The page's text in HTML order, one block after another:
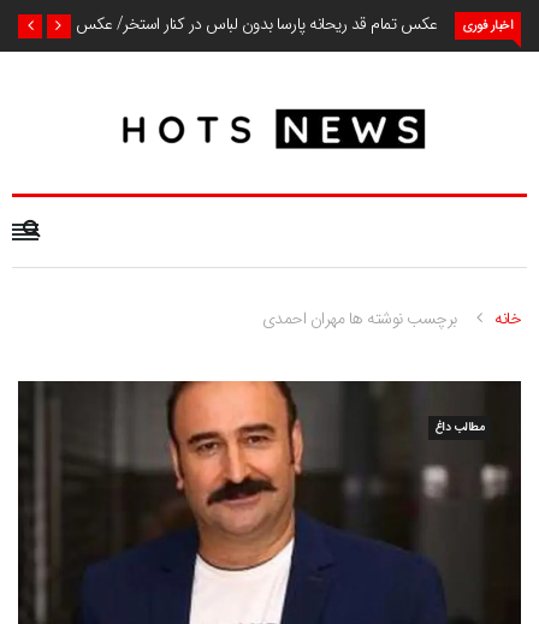
اخبار فوری عکس تمام قد ریحانه پارسا بدون لباس در کنار استخر/ عکس
خانه برچسب نوشته ها مهران احمدی
مطالب داغ